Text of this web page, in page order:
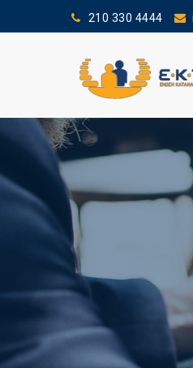
210 330 4444